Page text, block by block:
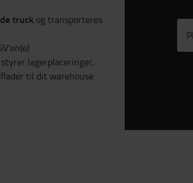
truck og transporteres
styrer lagerplaceringer,
til dit warehouse